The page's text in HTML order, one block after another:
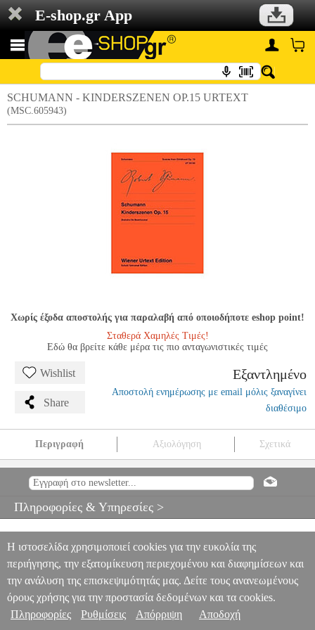
E-shop.gr App
SCHUMANN - KINDERSZENEN OP.15 URTEXT
(MSC.605943)
Χωρίς έξοδα αποστολής για παραλαβή από οποιοδήποτε eshop point!
Σταθερά Χαμηλές Τιμές!
Εδώ θα βρείτε κάθε μέρα τις πιο ανταγωνιστικές τιμές
Wishlist
Share
Εξαντλημένο
Αποστολή ενημέρωσης με email μόλις ξαναγίνει
διαθέσιμο
Περιγραφή Αξιολόγηση Σχετικά
MSC.605943 UNIVERSAL EDITIONS
UNIVERSAL EDITIONS
KINDERSZENEN OP.15 URTEXT
Πληροφορίες & Υπηρεσίες >
Η ιστοσελίδα χρησιμοποιεί cookies για την ευκολία της
περιήγησης, την εξατομίκευση περιεχομένου και διαφημίσεων και
την ανάλυση της επισκεψιμότητάς μας. Δείτε τους ανανεωμένους
όρους χρήσης για την προστασία δεδομένων και τα cookies.
Πληροφορίες
Ρυθμίσεις Απόρριψη Αποδοχή